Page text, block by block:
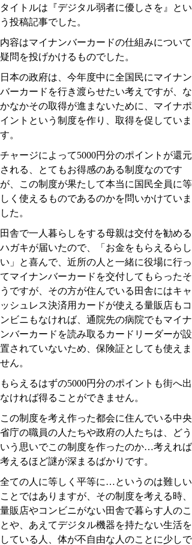
タイトルは『デジタル弱者に優しさを』とい
う投稿記事でした。
内容はマイナンバーカードの仕組みについて
疑問を投げかけるものでした。
日本の政府は、今年度中に全国民にマイナン
バーカードを行き渡らせたい考えですが、な
かなかその取得が進まないために、マイナポ
イントという制度を作り、取得を促していま
す。
チャージによって5000円分のポイントが還元
される、とてもお得感のある制度なのです
が、この制度が果たして本当に国民全員に等
しく使えるものであるのかを問いかけていま
した。
田舎で一人暮らしをする母親は交付を勧める
ハガキが届いたので、「お金をもらえるらし
い」と喜んで、近所の人と一緒に役場に行っ
てマイナンバーカードを交付してもらったそ
うですが、その方が住んでいる田舎にはキャ
ッシュレス決済用カードが使える量販店もコ
ンビニもなければ、通院先の病院でもマイナ
ンバーカードを読み取るカードリーダーが設
置されていないため、保険証としても使えま
せん。
もらえるはずの5000円分のポイントも街へ出
なければ得ることができません。
この制度を考え作った都会に住んでいる中央
省庁の職員の人たちや政府の人たちは、どう
いう思いでこの制度を作ったのか…考えれば
考えるほど謎が深まるばかりです。
全ての人に等しく平等に…というのは難しい
ことではありますが、その制度を考える時、
量販店やコンビニがない田舎で暮らす人のこ
とや、あえてデジタル機器を持たない生活を
している人、体が不自由な人のことに少しで